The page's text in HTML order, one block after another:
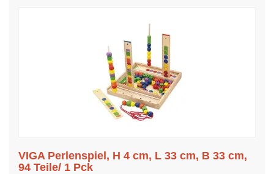
VIGA Perlenspiel, H 4 cm, L 33 cm, B 33 cm,
94 Teile/ 1 Pck